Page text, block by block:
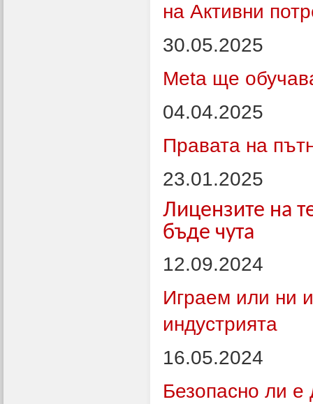
на Активни
30.05.2025
Meta ще
04.04.2025
Правата на
23.01.2025
Лицензите на
бъде чута
12.09.2024
Играем или ни
индустрията
16.05.2024
Безопасно ли е